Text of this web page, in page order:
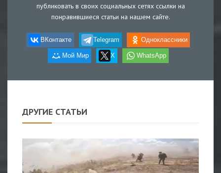
публиковать в своих социальных сетях ссылки на
понравившиеся статьи на нашем сайте.
ВКонтакте Telegram Одноклассники
Мой Мир X WhatsApp
ДРУГИЕ СТАТЬИ